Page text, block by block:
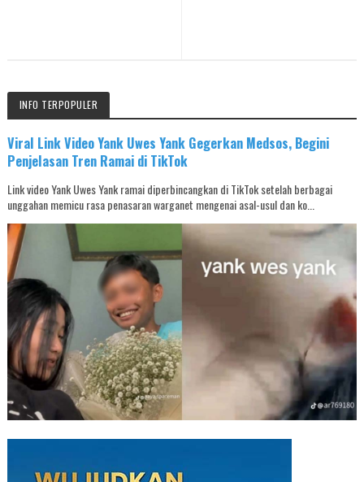
INFO TERPOPULER
Viral Link Video Yank Uwes Yank Gegerkan Medsos, Begini
Penjelasan Tren Ramai di TikTok
Link video Yank Uwes Yank ramai diperbincangkan di TikTok setelah berbagai
unggahan memicu rasa penasaran warganet mengenai asal-usul dan ko...